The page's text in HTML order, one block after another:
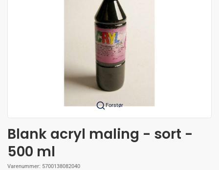
Forstør
Blank acryl maling - sort -
500 ml
Varenummer: 5700138082040